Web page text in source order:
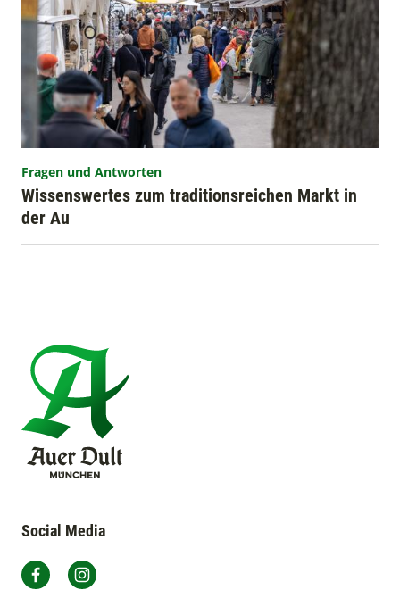
Fragen und Antworten
Wissenswertes zum traditionsreichen Markt in
der Au
Social Media